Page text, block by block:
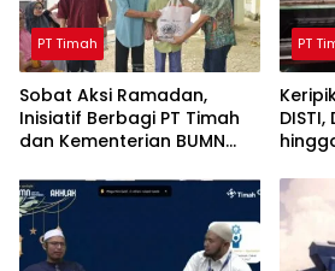
PT Timah
Sobat Aksi Ramadan,
Inisiatif Berbagi PT Timah
dan Kementerian BUMN
PT
PT